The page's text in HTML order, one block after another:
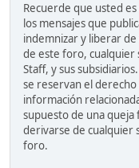
Recuerde que usted
los mensajes que
indemnizar y liberar
de este foro, cualquier
Staff, y sus
se reservan el
información
supuesto de una
derivarse de cualquier
foro.